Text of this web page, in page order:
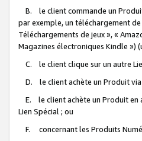
B. le client commande un
par exemple, un téléchargement
Téléchargements de jeux », «
Magazines électroniques Kindle »)
C. le client clique sur un autre
D. le client achète un Produit
E. le client achète un Produit en
Lien Spécial ; ou
F. concernant les Produits